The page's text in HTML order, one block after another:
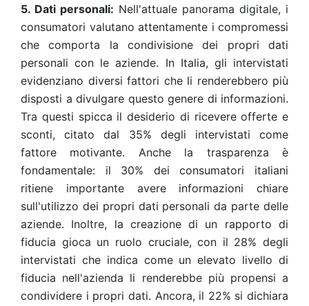
5. Dati personali: Nell'attuale panorama digitale, i
consumatori valutano attentamente i compromessi
che comporta la condivisione dei propri dati
personali con le aziende. In Italia, gli intervistati
evidenziano diversi fattori che li renderebbero più
disposti a divulgare questo genere di informazioni.
Tra questi spicca il desiderio di ricevere offerte e
sconti, citato dal 35% degli intervistati come
fattore motivante. Anche la trasparenza è
fondamentale: il 30% dei consumatori italiani
ritiene importante avere informazioni chiare
sull'utilizzo dei propri dati personali da parte delle
aziende. Inoltre, la creazione di un rapporto di
fiducia gioca un ruolo cruciale, con il 28% degli
intervistati che indica come un elevato livello di
fiducia nell'azienda li renderebbe più propensi a
condividere i propri dati. Ancora, il 22% si dichiara